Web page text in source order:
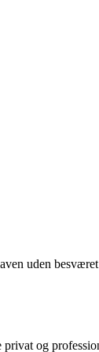
uden
privat og